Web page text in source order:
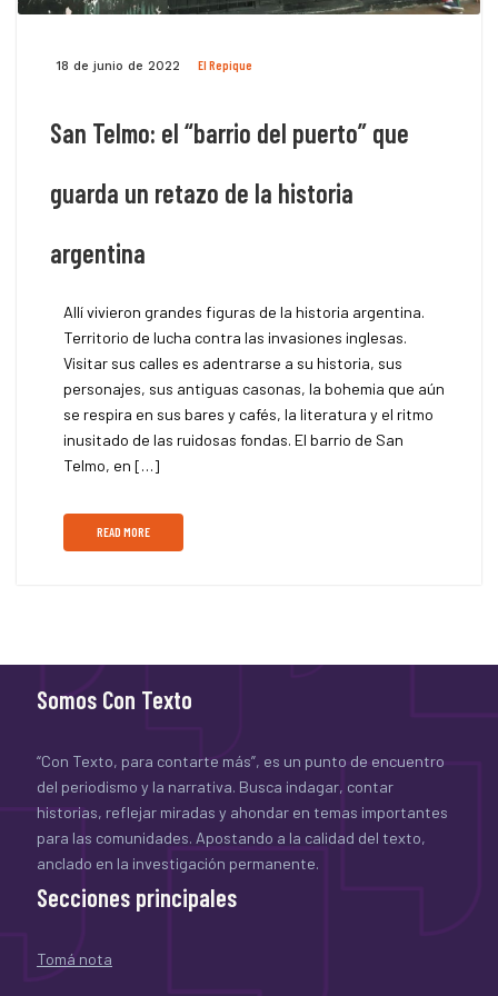
18 de junio de 2022 El Repique
San Telmo: el “barrio del puerto” que
guarda un retazo de la historia
argentina
Allí vivieron grandes figuras de la historia argentina.
Territorio de lucha contra las invasiones inglesas.
Visitar sus calles es adentrarse a su historia, sus
personajes, sus antiguas casonas, la bohemia que aún
se respira en sus bares y cafés, la literatura y el ritmo
inusitado de las ruidosas fondas. El barrio de San
Telmo, en […]
READ MORE
Somos Con Texto
“Con Texto, para contarte más”, es un punto de encuentro
del periodismo y la narrativa. Busca indagar, contar
historias, reflejar miradas y ahondar en temas importantes
para las comunidades. Apostando a la calidad del texto,
anclado en la investigación permanente.
Secciones principales
Tomá nota